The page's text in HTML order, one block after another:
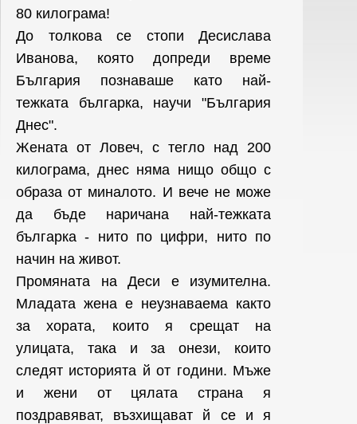
80 килограма!
До толкова се стопи Десислава
Иванова, която допреди време
България познаваше като най-
тежката българка, научи "България
Днес".
Жената от Ловеч, с тегло над 200
килограма, днес няма нищо общо с
образа от миналото. И вече не може
да бъде наричана най-тежката
българка - нито по цифри, нито по
начин на живот.
Промяната на Деси е изумителна.
Младата жена е неузнаваема както
за хората, които я срещат на
улицата, така и за онези, които
следят историята й от години. Мъже
и жени от цялата страна я
поздравяват, възхищават й се и я